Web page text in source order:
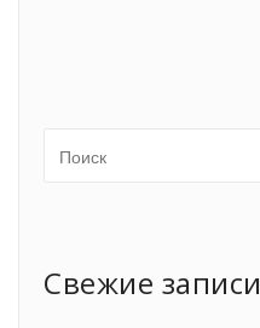
Свежие записи